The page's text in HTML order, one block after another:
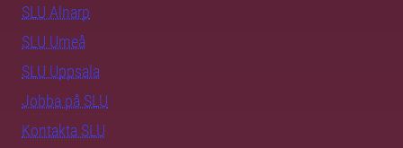
SLU Alnarp
SLU Umeå
SLU Uppsala
Jobba på SLU
Kontakta SLU